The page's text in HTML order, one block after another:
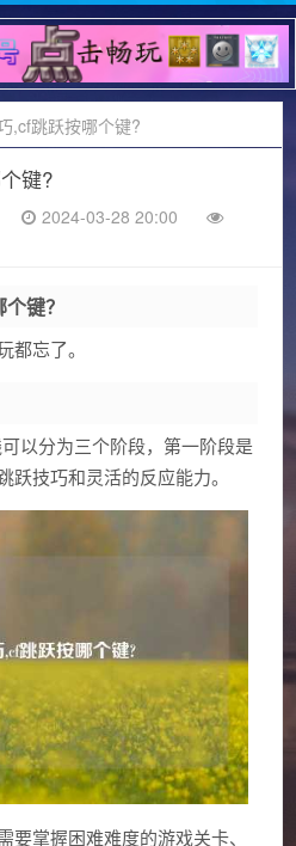
,cf跳跃按哪个键?
键?
2024-03-28 20:00
键？
都忘了。
以分为三个阶段，第一阶段是
跃技巧和灵活的反应能力。
要掌握困难难度的游戏关卡、